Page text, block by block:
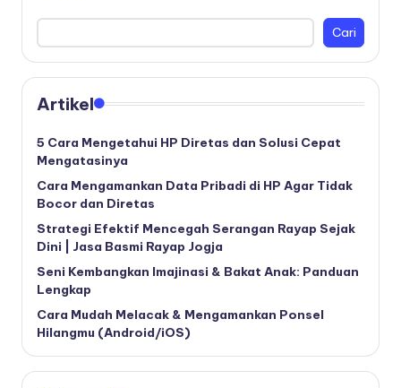
Cari
Artikel
5 Cara Mengetahui HP Diretas dan Solusi Cepat
Mengatasinya
Cara Mengamankan Data Pribadi di HP Agar Tidak
Bocor dan Diretas
Strategi Efektif Mencegah Serangan Rayap Sejak
Dini | Jasa Basmi Rayap Jogja
Seni Kembangkan Imajinasi & Bakat Anak: Panduan
Lengkap
Cara Mudah Melacak & Mengamankan Ponsel
Hilangmu (Android/iOS)